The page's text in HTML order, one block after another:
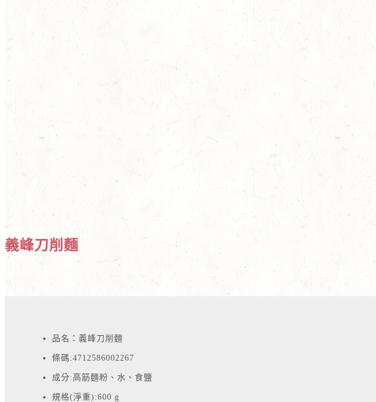
義峰刀削麵
品名：義峰刀削麵
條碼:4712586002267
成分:高筋麵粉、水、食鹽
規格(淨重):600 g